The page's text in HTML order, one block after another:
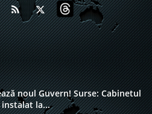
noul Guvern! Surse: Cabinetul
la...